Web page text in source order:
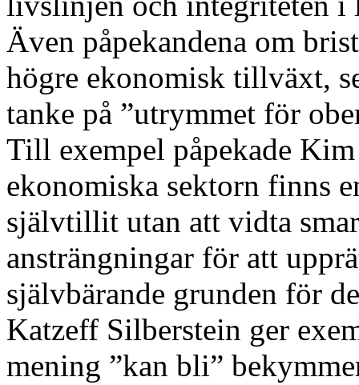
Även påpekandena om
högre ekonomisk tillväxt,
tanke på ”utrymmet för
Till exempel påpekade
ekonomiska sektorn finns
självtillit utan att vidta
ansträngningar för att
självbärande grunden för
Katzeff Silberstein ger
mening ”kan bli”